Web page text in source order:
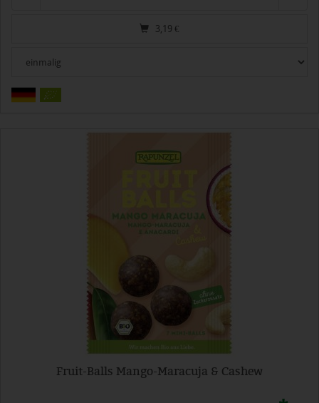
3,19 €
Fruit-Balls Mango-Maracuja & Cashew